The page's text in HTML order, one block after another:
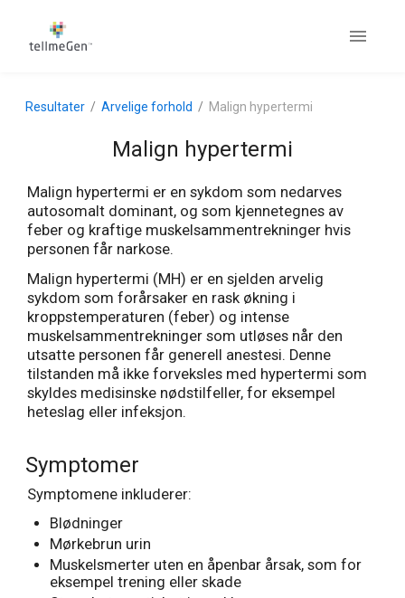
Resultater Arvelige forhold Malign hypertermi
Malign hypertermi
Malign hypertermi er en sykdom som nedarves
autosomalt dominant, og som kjennetegnes av
feber og kraftige muskelsammentrekninger hvis
personen får narkose.
Malign hypertermi (MH) er en sjelden arvelig
sykdom som forårsaker en rask økning i
kroppstemperaturen (feber) og intense
muskelsammentrekninger som utløses når den
utsatte personen får generell anestesi. Denne
tilstanden må ikke forveksles med hypertermi som
skyldes medisinske nødstilfeller, for eksempel
heteslag eller infeksjon.
Symptomer
Symptomene inkluderer:
Blødninger
Mørkebrun urin
Muskelsmerter uten en åpenbar årsak, som for
eksempel trening eller skade